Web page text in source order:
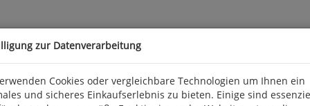
zur Datenverarbeitung
Cookies oder vergleichbare Technologien um Ihnen ein
und sicheres Einkaufserlebnis zu bieten. Einige sind